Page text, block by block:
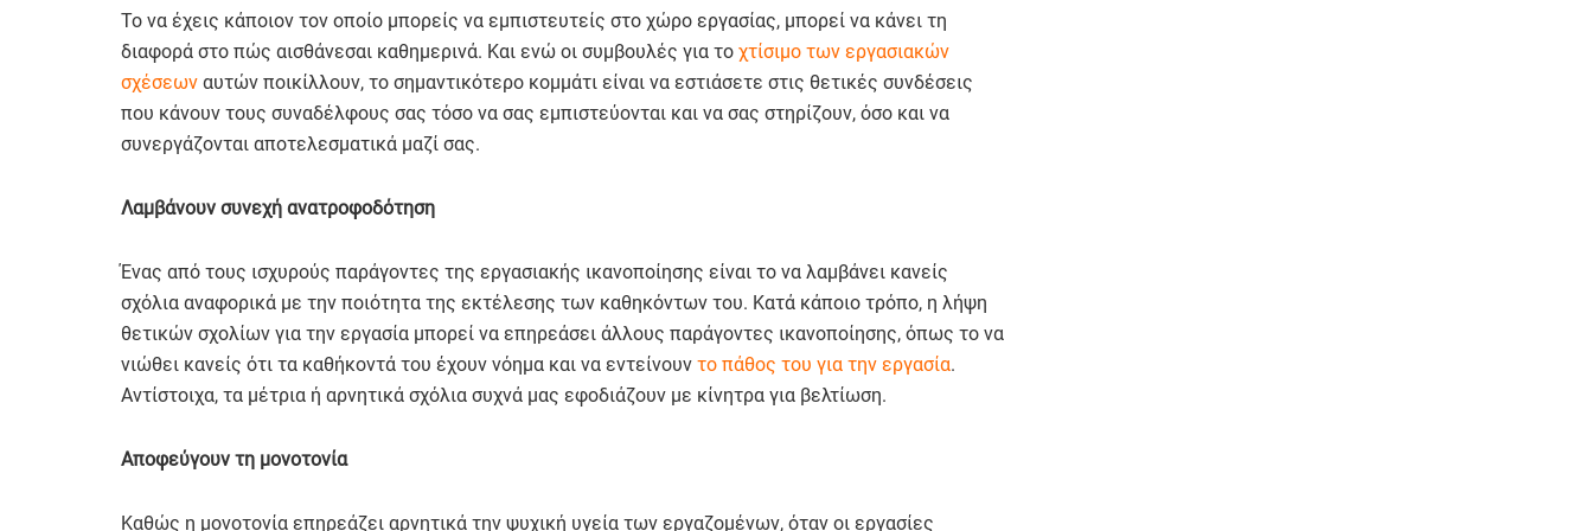
Το να έχεις κάποιον τον οποίο μπορείς να εμπιστευτείς στο χώρο εργασίας, μπορεί να κάνει τη
διαφορά στο πώς αισθάνεσαι καθημερινά. Και ενώ οι συμβουλές για το χτίσιμο των εργασιακών
σχέσεων αυτών ποικίλλουν, το σημαντικότερο κομμάτι είναι να εστιάσετε στις θετικές συνδέσεις
που κάνουν τους συναδέλφους σας τόσο να σας εμπιστεύονται και να σας στηρίζουν, όσο και να
συνεργάζονται αποτελεσματικά μαζί σας.
Λαμβάνουν συνεχή ανατροφοδότηση
Ένας από τους ισχυρούς παράγοντες της εργασιακής ικανοποίησης είναι το να λαμβάνει κανείς
σχόλια αναφορικά με την ποιότητα της εκτέλεσης των καθηκόντων του. Κατά κάποιο τρόπο, η λήψη
θετικών σχολίων για την εργασία μπορεί να επηρεάσει άλλους παράγοντες ικανοποίησης, όπως το να
νιώθει κανείς ότι τα καθήκοντά του έχουν νόημα και να εντείνουν το πάθος του για την εργασία.
Αντίστοιχα, τα μέτρια ή αρνητικά σχόλια συχνά μας εφοδιάζουν με κίνητρα για βελτίωση.
Αποφεύγουν τη μονοτονία
Καθώς η μονοτονία επηρεάζει αρνητικά την ψυχική υγεία των εργαζομένων, όταν οι εργασίες